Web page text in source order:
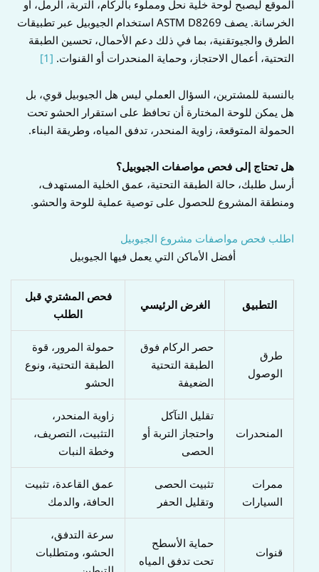
الموقع ليصبح لوحة خلية نحل ومملوء بالركام، التربة، الرمل، أو
الخرسانة. يصف ASTM D8269 استخدام الجيوبيل عبر تطبيقات
الطرق والجيوتقنية، بما في ذلك دعم الأحمال، تحسين الطبقة
التحتية، أعمال الاحتجاز، وحماية المنحدرات أو القنوات. [1]
بالنسبة للمشترين، السؤال العملي ليس هل الجيوبيل قوي، بل
هل يمكن للوحة المختارة أن تحافظ على استقرار الحشو تحت
الحمولة المتوقعة، زاوية المنحدر، تدفق المياه، وطريقة البناء.
هل تحتاج إلى فحص مواصفات الجيوبيل؟
أرسل طلبك، حالة الطبقة التحتية، عمق الخلية المستهدف،
ومنطقة المشروع للحصول على توصية عملية للوحة والحشو.
اطلب فحص مواصفات مشروع الجيوبيل
أفضل الأماكن التي يعمل فيها الجيوبيل
التطبيق الغرض الرئيسي
فحص المشتري قبل
الطلب
طرق
الوصول
حصر الركام فوق
الطبقة التحتية
الضعيفة
حمولة المرور، قوة
الطبقة التحتية، ونوع
الحشو
المنحدرات
تقليل التآكل
واحتجاز التربة أو
الحصى
زاوية المنحدر،
التثبيت، التصريف،
وخطة النبات
ممرات
السيارات
تثبيت الحصى
وتقليل الحفر
عمق القاعدة، تثبيت
الحافة، والدمك
قنوات
حماية الأسطح
تحت تدفق المياه
سرعة التدفق،
الحشو، ومتطلبات